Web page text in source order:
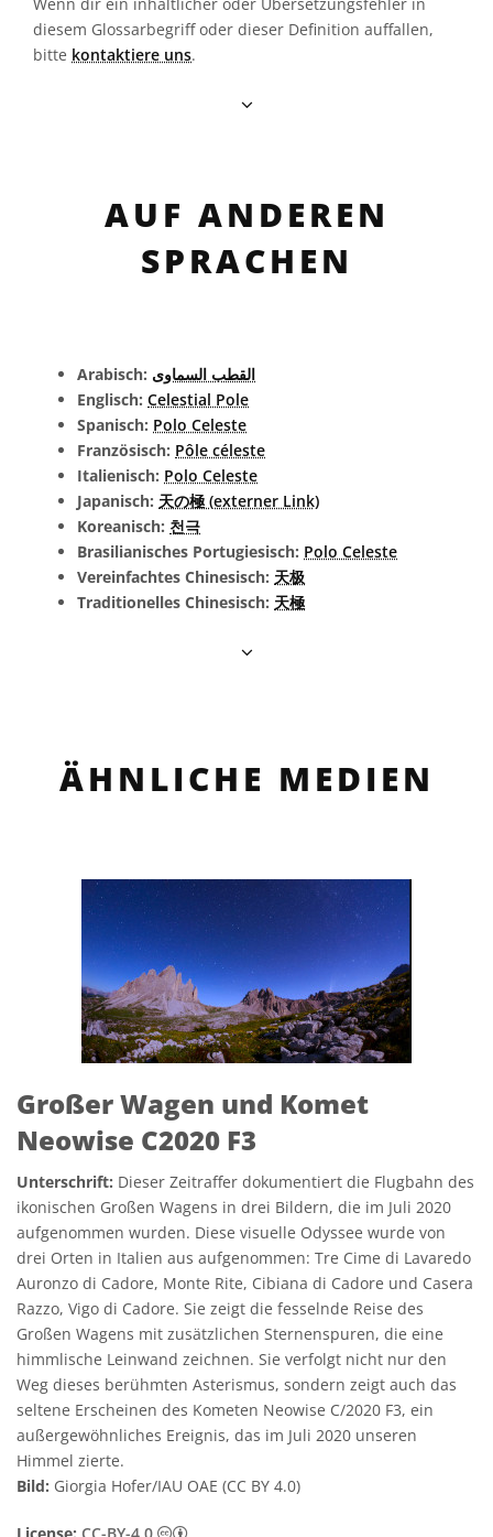
diesem Glossarbegriff oder dieser Definition auffallen,
bitte kontaktiere uns.
AUF ANDEREN
SPRACHEN
Arabisch: القطب السماوى
Englisch: Celestial Pole
Spanisch: Polo Celeste
Französisch: Pôle céleste
Italienisch: Polo Celeste
Japanisch: 天の極 (externer Link)
Koreanisch: 천극
Brasilianisches Portugiesisch: Polo Celeste
Vereinfachtes Chinesisch: 天极
Traditionelles Chinesisch: 天極
ÄHNLICHE MEDIEN
Großer Wagen und Komet
Neowise C2020 F3
Unterschrift: Dieser Zeitraffer dokumentiert die Flugbahn des
ikonischen Großen Wagens in drei Bildern, die im Juli 2020
aufgenommen wurden. Diese visuelle Odyssee wurde von
drei Orten in Italien aus aufgenommen: Tre Cime di Lavaredo
Auronzo di Cadore, Monte Rite, Cibiana di Cadore und Casera
Razzo, Vigo di Cadore. Sie zeigt die fesselnde Reise des
Großen Wagens mit zusätzlichen Sternenspuren, die eine
himmlische Leinwand zeichnen. Sie verfolgt nicht nur den
Weg dieses berühmten Asterismus, sondern zeigt auch das
seltene Erscheinen des Kometen Neowise C/2020 F3, ein
außergewöhnliches Ereignis, das im Juli 2020 unseren
Himmel zierte.
Bild: Giorgia Hofer/IAU OAE (CC BY 4.0)
Creative Commons Namensnennung 4.0